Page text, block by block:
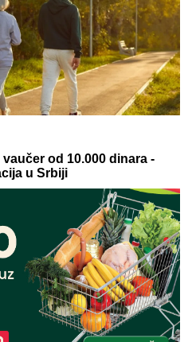
od 10.000 dinara -
u Srbiji